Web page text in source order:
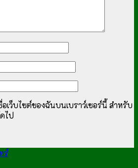
เว็บไซต์ของฉันบนเบราว์เซอร์นี้ สำหรับ
ไป
ร์